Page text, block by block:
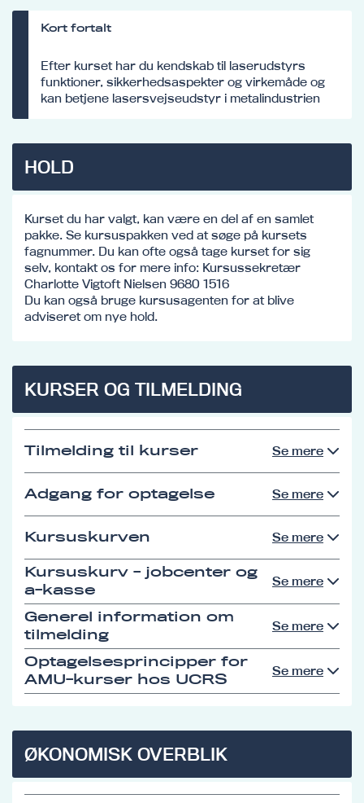
Kort fortalt
Efter kurset har du kendskab til laserudstyrs
funktioner, sikkerhedsaspekter og virkemåde og
kan betjene lasersvejseudstyr i metalindustrien
HOLD
Kurset du har valgt, kan være en del af en samlet
pakke. Se kursuspakken ved at søge på kursets
fagnummer. Du kan ofte også tage kurset for sig
selv, kontakt os for mere info: Kursussekretær
Charlotte Vigtoft Nielsen 9680 1516
Du kan også bruge kursusagenten for at blive
adviseret om nye hold.
KURSER OG TILMELDING
Tilmelding til kurser Se mere
Adgang for optagelse Se mere
Kursuskurven Se mere
Kursuskurv - jobcenter og
a-kasse
Se mere
Generel information om
tilmelding
Se mere
Optagelsesprincipper for
AMU-kurser hos UCRS
Se mere
ØKONOMISK OVERBLIK